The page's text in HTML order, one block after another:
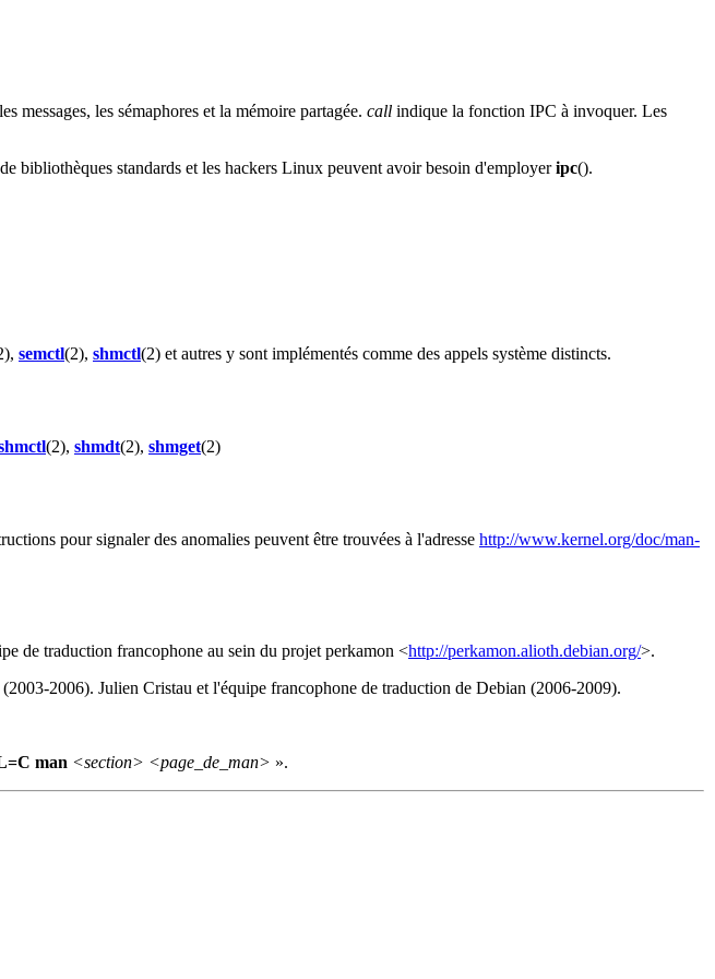
messages, les sémaphores et la mémoire partagée. call indique la fonction IPC à invoquer. Les
bibliothèques standards et les hackers Linux peuvent avoir besoin d'employeripc().
semctl(2), shmctl(2) et autres y sont implémentés comme des appels système distincts.
(2), shmdt(2), shmget(2)
pour signaler des anomalies peuvent être trouvées à l'adresse http://www.kernel.org/doc/man-
de traduction francophone au sein du projet perkamon <http://perkamon.alioth.debian.org/>.
2006). Julien Cristau et l'équipe francophone de traduction de Debian (2006-2009).
man <section> <page_de_man> ».